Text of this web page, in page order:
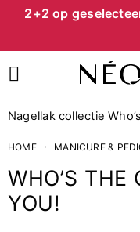
2+2 op
Nagellak collectie
Finish
HOME MANICURE &
WHO’S THE
YOU!